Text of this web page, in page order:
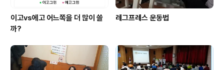
이고vs에고 어느쪽을 더 많이 쓸
까?
레그프레스 운동법